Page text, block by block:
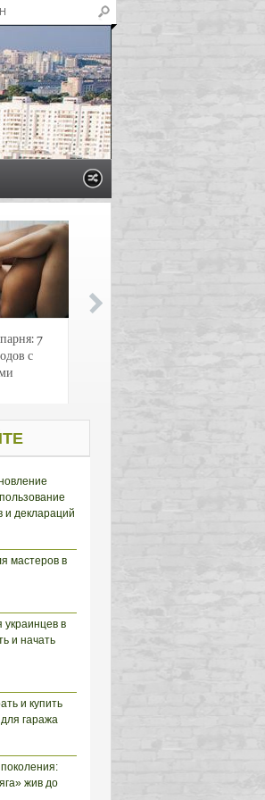
7
с
и деклараций
мастеров в
в
и начать
и купить
гаража
жив до